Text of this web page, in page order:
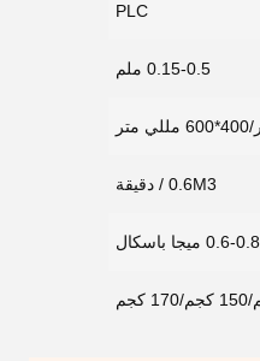
PLC
0.15-0.5 ملم
0.6M3 / دقيقة
0.6-0.8 ميجا باسكال